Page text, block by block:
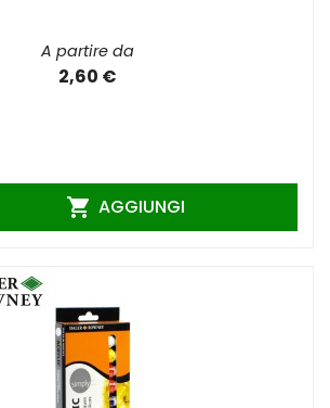
A partire da
2,60 €
 AGGIUNGI